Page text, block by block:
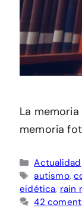
La
memoria
Categorías
Actualidad
Etiquetas
autismo,
eidética, rain
42